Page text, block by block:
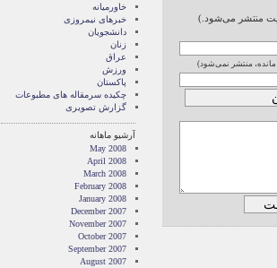
منتشر می‌شود.)
مانده، منتشر نمی‌شود)
خاورمیانه
خبرهای نیمروزی
دانشجویان
زنان
عراق
ورزش
پاکستان
چکیده سرمقاله های مطبوعات
گزارش تصويری
آرشیو ماهانه
May 2008
April 2008
March 2008
February 2008
January 2008
December 2007
November 2007
October 2007
September 2007
August 2007